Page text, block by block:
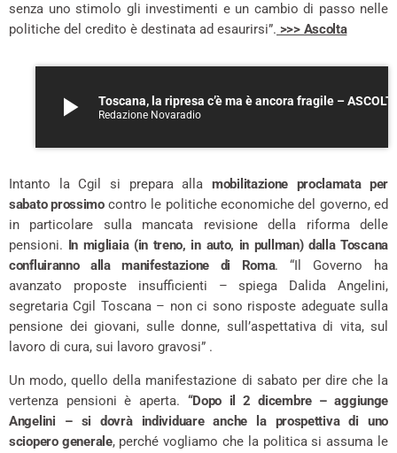
senza uno stimolo gli investimenti e un cambio di passo nelle
politiche del credito è destinata ad esaurirsi”. >>> Ascolta
play_arrow Toscana, la ripresa c’è ma è ancora fragile –
Redazione Novaradio
Intanto la Cgil si prepara allamobilitazione proclamata per
sabato prossimo contro le politiche economiche del governo, ed
in particolare sulla mancata revisione della riforma delle
pensioni. In migliaia (in treno, in auto, in pullman) dalla Toscana
confluiranno alla manifestazione di Roma. “Il Governo ha
avanzato proposte insufficienti – spiega Dalida Angelini,
segretaria Cgil Toscana – non ci sono risposte adeguate sulla
pensione dei giovani, sulle donne, sull’aspettativa di vita, sul
lavoro di cura, sui lavoro gravosi” .
Un modo, quello della manifestazione di sabato per dire che la
vertenza pensioni è aperta. “Dopo il 2 dicembre – aggiunge
Angelini – si dovrà individuare anche la prospettiva di uno
sciopero generale, perché vogliamo che la politica si assuma le